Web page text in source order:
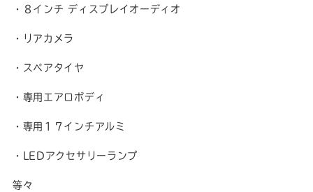
・８インチ ディスプレイオーディオ
・リアカメラ
・スペアタイヤ
・専用エアロボディ
・専用１７インチアルミ
・LEDアクセサリーランプ
等々